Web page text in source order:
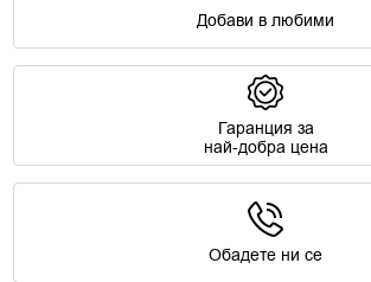
Добави в любими
Гаранция за
най-добра цена
Обадете ни се